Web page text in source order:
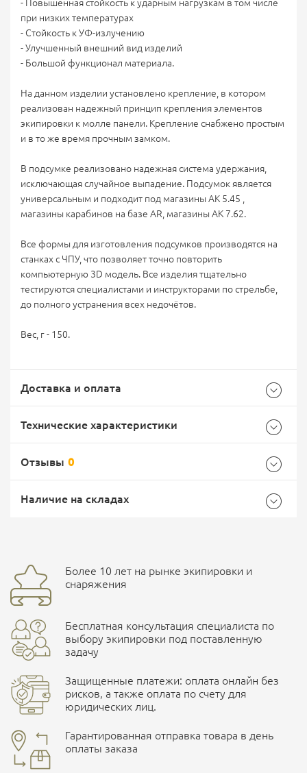
- Повышенная стойкость к ударным нагрузкам в том числе
при низких температурах
- Стойкость к УФ-излучению
- Улучшенный внешний вид изделий
- Большой функционал материала.
На данном изделии установлено крепление, в котором
реализован надежный принцип крепления элементов
экипировки к молле панели. Крепление снабжено простым
и в то же время прочным замком.
В подсумке реализовано надежная система удержания,
исключающая случайное выпадение. Подсумок является
универсальным и подходит под магазины АК 5.45 ,
магазины карабинов на базе АR, магазины АК 7.62.
Все формы для изготовления подсумков производятся на
станках с ЧПУ, что позволяет точно повторить
компьютерную 3D модель. Все изделия тщательно
тестируются специалистами и инструкторами по стрельбе,
до полного устранения всех недочётов.
Вес, г - 150.
Доставка и оплата
Доставка Почтой России
EMS Почта России
Доставка курьерской службой СДЭК -
Наличные при самовывозе
Технические характеристики
Бренд Россия
Отзывы 0
Ваш отзыв
Наличие на складах
улица Маяковского, 10
ПОДРОБНЕЕ О СКЛАДЕ
Более 10 лет на рынке экипировки и
снаряжения
Бесплатная консультация специалиста по
выбору экипировки под поставленную
задачу
Защищенные платежи: оплата онлайн без
рисков, а также оплата по счету для
юридических лиц.
Гарантированная отправка товара в день
оплаты заказа